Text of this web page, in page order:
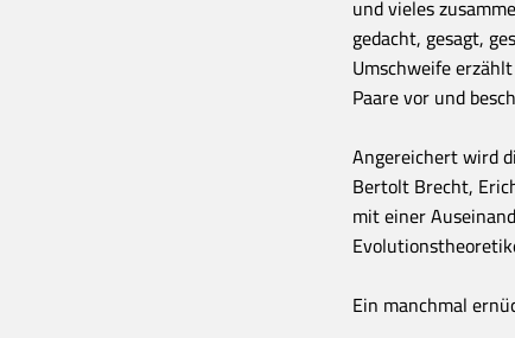
und vieles
gedacht, gesagt,
Umschweife
Paare vor und
Angereichert wird
Bertolt Brecht,
mit einer
Ein manchmal